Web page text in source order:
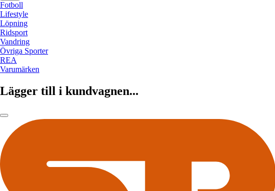
Fotboll
Lifestyle
Löpning
Ridsport
Vandring
Övriga Sporter
REA
Varumärken
Lägger till i kundvagnen...